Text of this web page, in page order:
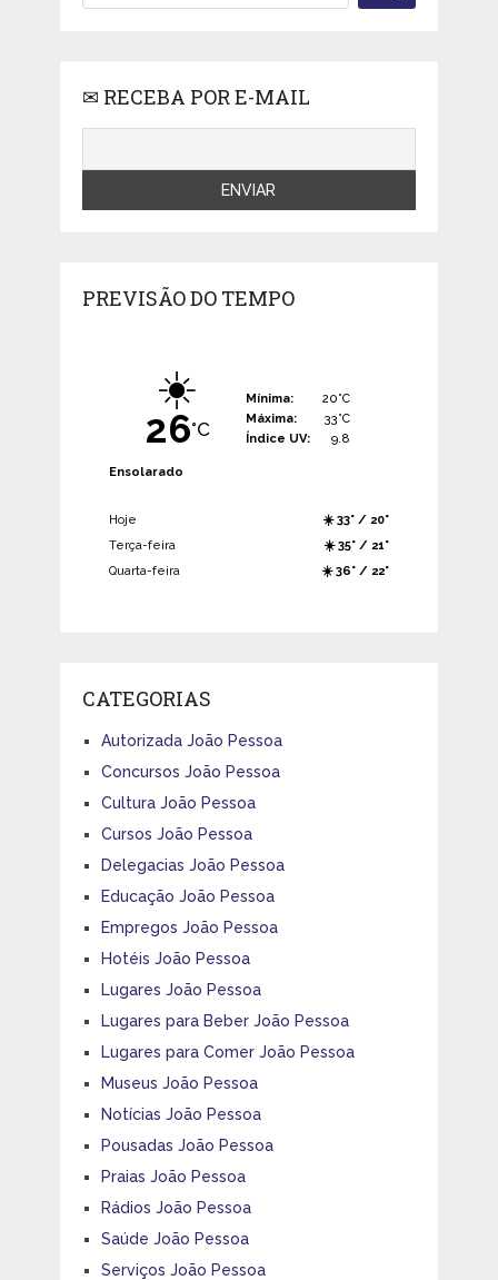
✉ RECEBA POR E-MAIL
PREVISÃO DO TEMPO
☀️
26°C
Mínima:
20°C
Máxima:
33°C
Índice UV:
9.8
Ensolarado
Hoje
☀️ 33° / 20°
Terça-feira
☀️ 35° / 21°
Quarta-feira
☀️ 36° / 22°
CATEGORIAS
Autorizada João Pessoa
Concursos João Pessoa
Cultura João Pessoa
Cursos João Pessoa
Delegacias João Pessoa
Educação João Pessoa
Empregos João Pessoa
Hotéis João Pessoa
Lugares João Pessoa
Lugares para Beber João Pessoa
Lugares para Comer João Pessoa
Museus João Pessoa
Notícias João Pessoa
Pousadas João Pessoa
Praias João Pessoa
Rádios João Pessoa
Saúde João Pessoa
Serviços João Pessoa